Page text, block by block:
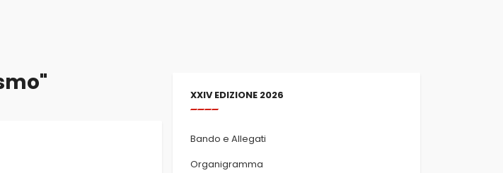
XXIV EDIZIONE 2026
Bando e Allegati
Organigramma